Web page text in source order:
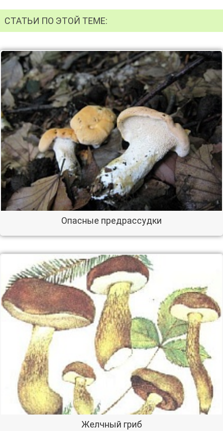
СТАТЬИ ПО ЭТОЙ ТЕМЕ:
Опасные предрассудки
Желчный гриб